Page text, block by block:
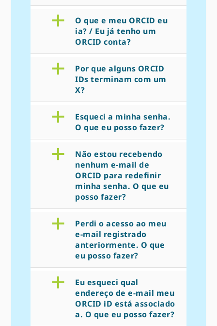
a
O que e meu ORCID eu
ia? / Eu já tenho um
ORCID conta?
a
Por que alguns ORCID
IDs terminam com um
X?
a
Esqueci a minha senha.
O que eu posso fazer?
a
Não estou recebendo
nenhum e-mail de
ORCID para redefinir
minha senha. O que eu
posso fazer?
a
Perdi o acesso ao meu
e-mail registrado
anteriormente. O que
eu posso fazer?
a
Eu esqueci qual
endereço de e-mail meu
ORCID iD está associado
a. O que eu posso fazer?